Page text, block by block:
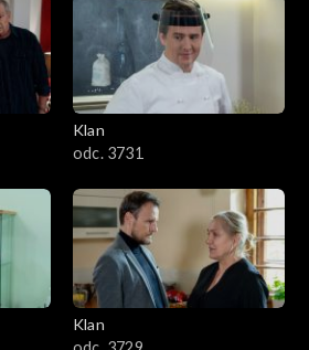
Klan
odc. 3731
Klan